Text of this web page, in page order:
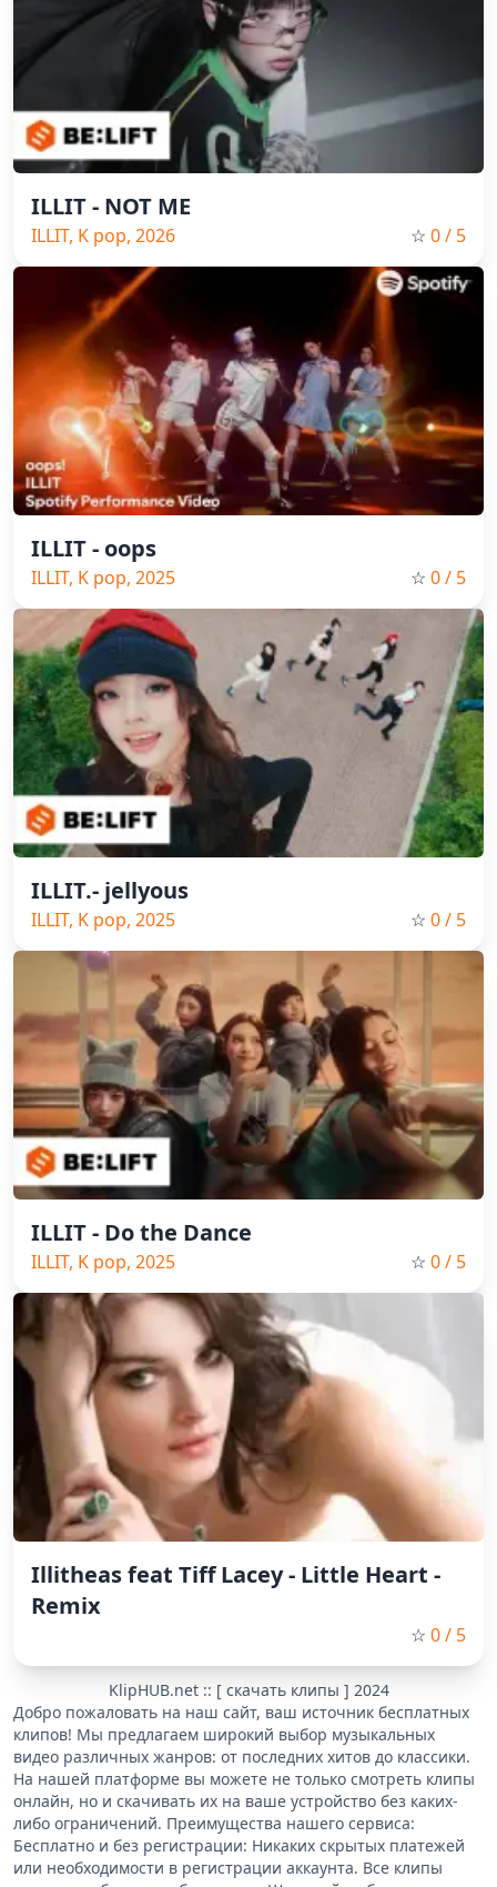
ILLIT - NOT ME
ILLIT, K pop, 2026 ☆ 0/ 5
ILLIT - oops
ILLIT, K pop, 2025 ☆ 0/ 5
ILLIT.- jellyous
ILLIT, K pop, 2025 ☆ 0/ 5
ILLIT - Do the Dance
ILLIT, K pop, 2025 ☆ 0/ 5
Illitheas feat Tiff Lacey - Little Heart -
Remix
☆ 0/ 5
KlipHUB.net :: [ скачать клипы ] 2024
Добро пожаловать на наш сайт, ваш источник бесплатных
клипов! Мы предлагаем широкий выбор музыкальных
видео различных жанров: от последних хитов до классики.
На нашей платформе вы можете не только смотреть клипы
онлайн, но и скачивать их на ваше устройство без каких-
либо ограничений. Преимущества нашего сервиса:
Бесплатно и без регистрации: Никаких скрытых платежей
или необходимости в регистрации аккаунта. Все клипы